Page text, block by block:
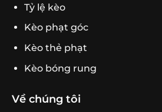
Tỷ lệ kèo
Kèo phạt góc
Kèo thẻ phạt
Kèo bóng rung
Về chúng tôi